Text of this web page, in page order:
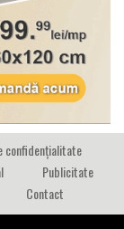
confidențialitate
Publicitate
Contact